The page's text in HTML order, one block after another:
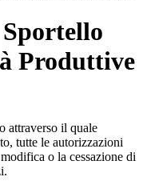
Produttive
attraverso il quale
tutte le autorizzazioni
o la cessazione di